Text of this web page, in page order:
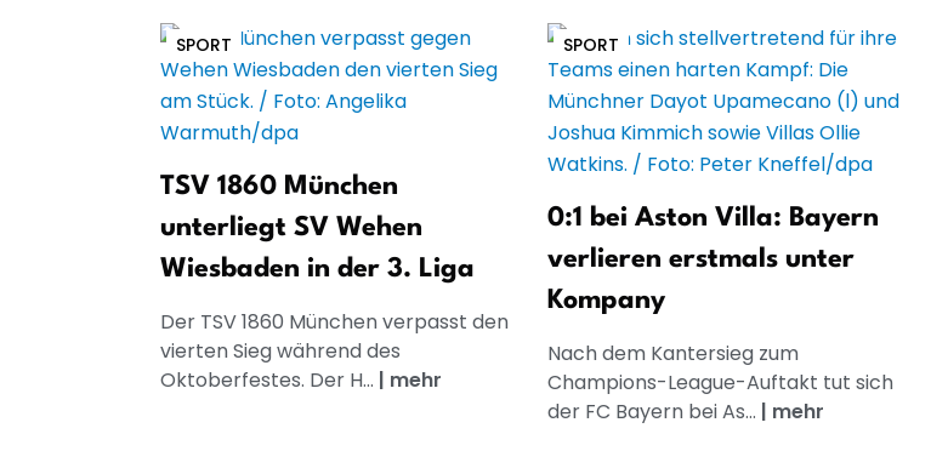
SPORT
TSV 1860 München
unterliegt SV Wehen
Wiesbaden in der 3. Liga
Der TSV 1860 München verpasst den
vierten Sieg während des
Oktoberfestes. Der H... | mehr
SPORT
0:1 bei Aston Villa: Bayern
verlieren erstmals unter
Kompany
Nach dem Kantersieg zum
Champions-League-Auftakt tut sich
der FC Bayern bei As... | mehr